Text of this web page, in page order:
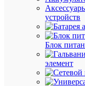
устройств
Блок
элемент